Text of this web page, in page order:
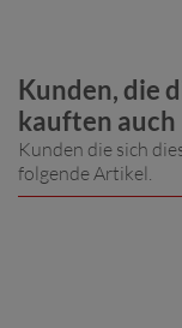
Kunden, die
kauften auch
Kunden die sich
folgende Artikel.